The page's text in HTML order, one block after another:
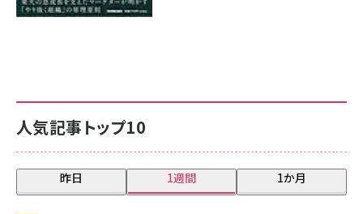
人気記事トップ10
昨日 1週間 1か月